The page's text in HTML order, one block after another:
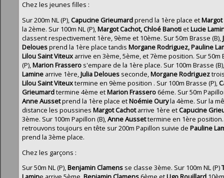
Chez les jeunes filles :
Sur 200m NL (P), Capucine Grieumardprend la 1ère place etMargot
la 2ème. Sur 100m NL (P), Margot Cachot, Chloé BanotietLucie
classent respectivement 1ère, 9ème et 10ème. Sur 50m Brasse (B),
Delouesprend la 1ère place tandis Morgane Rodriguez, Pauline
Lilou SaintViteux arrive en 3ème, 5ème, et 7ème position. Sur 50m
(P), Marion Frassero s'empare de la 1ère place. Sur 100m Brasse
Lamine arrive 1ère, Julia Deloues seconde, Morgane Rodriguez
LilouSaint Viteuxtermine en 9ème position . Sur 100m Brasse (P),
Grieumardtermine 4ème etMarionFrassero 6éme. Sur 50m
Anne Aussetprend la 1ère place etNoémie Ouryla 4ème. Sur la
distance les poussines Margot Cachotarrive 1ère etCapucine
3ème. Sur 100m Papillon (B), Anne Aussettermine en 1ère
retrouvons toujours en tête sur 200m Papillon suivie de Pauline
prend la 3ème place.
Chez les garçons :
Sur 50m NL (P),Benjamin Clamens se classe 3ème. Sur 100m NL (P)